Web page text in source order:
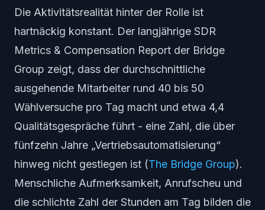
Die Aktivitätsrealität hinter der Rolle ist
hartnäckig konstant. Der langjährige SDR
Metrics & Compensation Report der Bridge
Group zeigt, dass der durchschnittliche
ausgehende Mitarbeiter rund 40 bis 50
Wählversuche pro Tag macht und etwa 4,4
Qualitätsgespräche führt - eine Zahl, die über
fünfzehn Jahre „Vertriebsautomatisierung“
hinweg nicht gestiegen ist (The Bridge Group).
Menschliche Aufmerksamkeit, Anrufscheu und
die schlichte Zahl der Stunden am Tag bilden die